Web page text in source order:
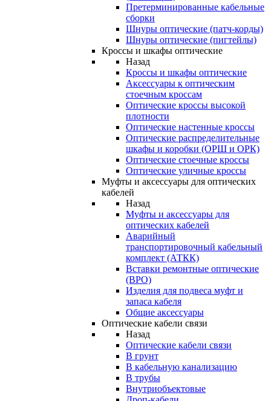
Претерминированные кабельные
сборки
Шнуры оптические (патч-корды)
Шнуры оптические (пигтейлы)
Кроссы и шкафы оптические
Назад
Кроссы и шкафы оптические
Аксессуары к оптическим
стоечным кроссам
Оптические кроссы высокой
плотности
Оптические настенные кроссы
Оптические распределительные
шкафы и коробки (ОРШ и ОРК)
Оптические стоечные кроссы
Оптические уличные кроссы
Муфты и аксессуары для оптических
кабелей
Назад
Муфты и аксессуары для
оптических кабелей
Аварийный
транспортировочный кабельный
комплект (АТКК)
Вставки ремонтные оптические
(ВРО)
Изделия для подвеса муфт и
запаса кабеля
Общие аксессуары
Оптические кабели связи
Назад
Оптические кабели связи
В грунт
В кабельную канализацию
В трубы
Внутриобъектовые